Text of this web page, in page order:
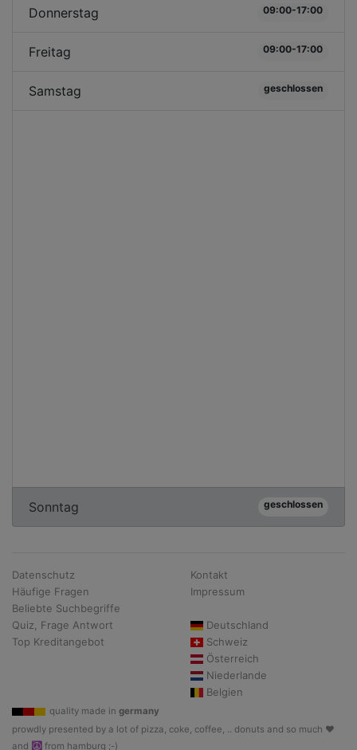
Donnerstag 09:00-17:00
Freitag 09:00-17:00
Samstag geschlossen
Sonntag geschlossen
Datenschutz
Häufige Fragen
Beliebte Suchbegriffe
Quiz, Frage Antwort
Top Kreditangebot
Kontakt
Impressum
Deutschland
Schweiz
Österreich
Niederlande
Belgien
quality made in germany
prowdly presented by a lot of pizza, coke, coffee, .. donuts and so much ♥
and ☮ from hamburg ;-)